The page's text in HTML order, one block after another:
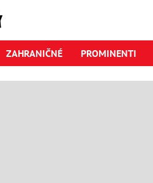
ZAHRANIČNÉ PROMINENTI